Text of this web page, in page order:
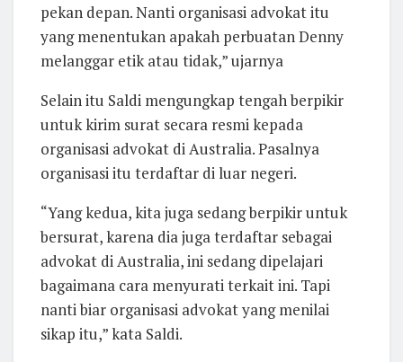
pekan depan. Nanti organisasi advokat itu
yang menentukan apakah perbuatan Denny
melanggar etik atau tidak,” ujarnya
Selain itu Saldi mengungkap tengah berpikir
untuk kirim surat secara resmi kepada
organisasi advokat di Australia. Pasalnya
organisasi itu terdaftar di luar negeri.
“Yang kedua, kita juga sedang berpikir untuk
bersurat, karena dia juga terdaftar sebagai
advokat di Australia, ini sedang dipelajari
bagaimana cara menyurati terkait ini. Tapi
nanti biar organisasi advokat yang menilai
sikap itu,” kata Saldi.